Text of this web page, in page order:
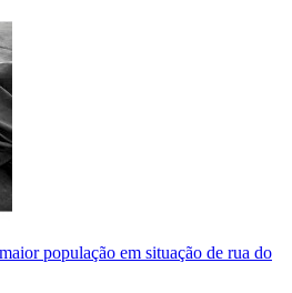
população em situação de rua do